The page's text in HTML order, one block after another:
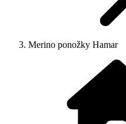
Merino ponožky Hamar